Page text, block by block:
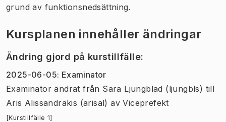
grund av funktionsnedsättning.
Kursplanen innehåller ändringar
Ändring gjord på kurstillfälle:
2025-06-05: Examinator
Examinator ändrat från Sara Ljungblad (ljungbls) till
Aris Alissandrakis (arisal) av Viceprefekt
[Kurstillfälle 1]